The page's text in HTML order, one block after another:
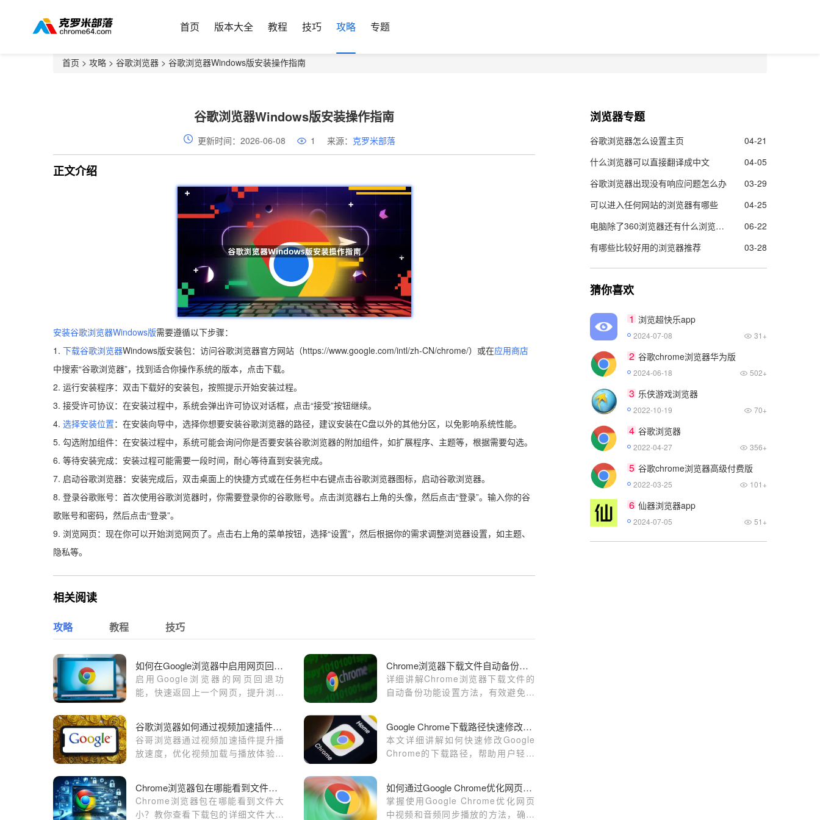
首页 版本大全 教程 技巧 攻略 专题
首页 > 攻略 > 谷歌浏览器 > 谷歌浏览器Windows版安装操作指南
谷歌浏览器Windows版安装操作指南
更新时间：2026-06-08 1 来源： 克罗米部落
正文介绍
安装谷歌浏览器Windows版需要遵循以下步骤：
1. 下载谷歌浏览器Windows版安装包：访问谷歌浏览器官方网站（https://www.google.com/intl/zh-CN/chrome/）或在应用商店
中搜索“谷歌浏览器”，找到适合你操作系统的版本，点击下载。
2. 运行安装程序：双击下载好的安装包，按照提示开始安装过程。
3. 接受许可协议：在安装过程中，系统会弹出许可协议对话框，点击“接受”按钮继续。
4. 选择安装位置：在安装向导中，选择你想要安装谷歌浏览器的路径，建议安装在C盘以外的其他分区，以免影响系统性能。
5. 勾选附加组件：在安装过程中，系统可能会询问你是否要安装谷歌浏览器的附加组件，如扩展程序、主题等，根据需要勾选。
6. 等待安装完成：安装过程可能需要一段时间，耐心等待直到安装完成。
7. 启动谷歌浏览器：安装完成后，双击桌面上的快捷方式或在任务栏中右键点击谷歌浏览器图标，启动谷歌浏览器。
8. 登录谷歌账号：首次使用谷歌浏览器时，你需要登录你的谷歌账号。点击浏览器右上角的头像，然后点击“登录”。输入你的谷
歌账号和密码，然后点击“登录”。
9. 浏览网页：现在你可以开始浏览网页了。点击右上角的菜单按钮，选择“设置”，然后根据你的需求调整浏览器设置，如主题、
隐私等。
相关阅读
攻略 教程 技巧
如何在Google浏览器中启用网页回退功能
启用Google浏览器的网页回退功
能，快速返回上一个网页，提升浏览
Chrome浏览器下载文件自动备份设置
详细讲解Chrome浏览器下载文件的
自动备份功能设置方法，有效避免下
安全性。
谷歌浏览器如何通过视频加速插件提升播放速度
谷哥浏览器通过视频加速插件提升播
放速度，优化视频加载与播放体验。
Google Chrome下载路径快速修改教程
本文详细讲解如何快速修改Google
Chrome的下载路径，帮助用户轻松
Chrome浏览器包在哪能看到文件大小
Chrome浏览器包在哪能看到文件大
小？教你查看下载包的详细文件大小
如何通过Google Chrome优化网页中视频和音频的同步播放
掌握使用Google Chrome优化网页
中视频和音频同步播放的方法，确保
浏览器专题
谷歌浏览器怎么设置主页
04-21
什么浏览器可以直接翻译成中文
04-05
谷歌浏览器出现没有响应问题怎么办
03-29
可以进入任何网站的浏览器有哪些
04-25
电脑除了360浏览器还有什么浏览器好用
06-22
有哪些比较好用的浏览器推荐
03-28
猜你喜欢
1 浏览超快乐app
2024-07-08 31+
2 谷歌chrome浏览器华为版
2024-06-18 502+
3 乐侠游戏浏览器
2022-10-19 70+
4 谷歌浏览器
2022-04-27 356+
5 谷歌chrome浏览器高级付费版
2022-03-25 101+
6 仙器浏览器app
2024-07-05 51+